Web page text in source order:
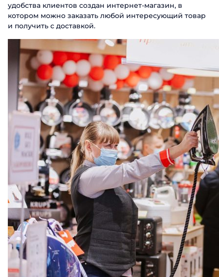
удобства клиентов создан интернет-магазин, в
котором можно заказать любой интересующий товар
и получить с доставкой.